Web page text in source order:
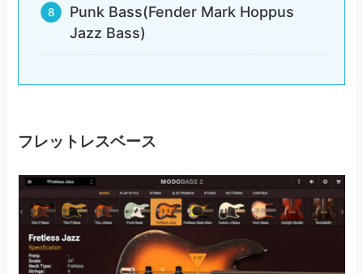
Punk Bass(Fender Mark Hoppus
Jazz Bass)
フレットレスベース